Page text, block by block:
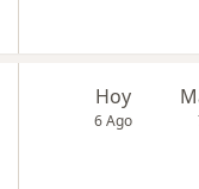
Hoy
6 Ago